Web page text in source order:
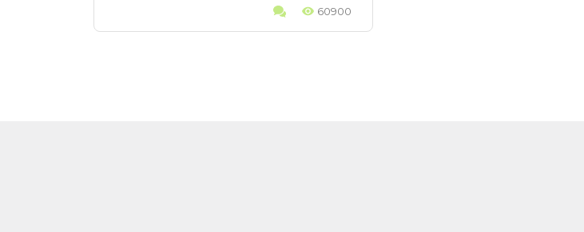
60900